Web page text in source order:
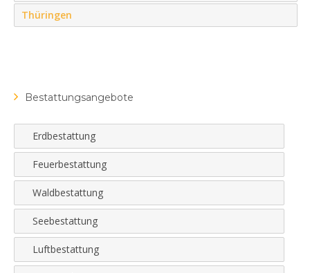
Thüringen
Bestattungsangebote
Erdbestattung
Feuerbestattung
Waldbestattung
Seebestattung
Luftbestattung